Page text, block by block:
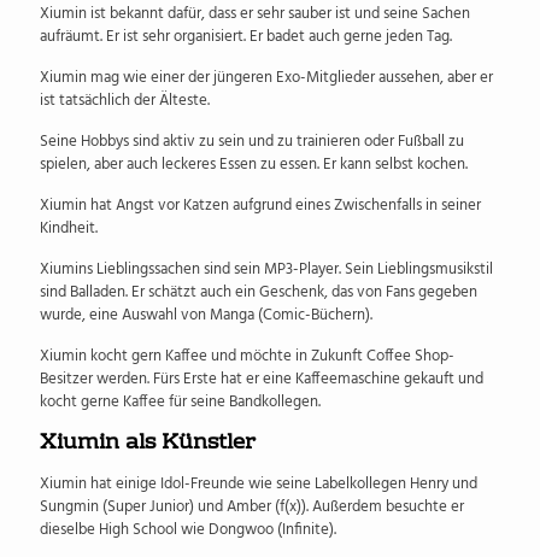
Xiumin ist bekannt dafür, dass er sehr sauber ist und seine Sachen
aufräumt. Er ist sehr organisiert. Er badet auch gerne jeden Tag.
Xiumin mag wie einer der jüngeren Exo-Mitglieder aussehen, aber er
ist tatsächlich der Älteste.
Seine Hobbys sind aktiv zu sein und zu trainieren oder Fußball zu
spielen, aber auch leckeres Essen zu essen. Er kann selbst kochen.
Xiumin hat Angst vor Katzen aufgrund eines Zwischenfalls in seiner
Kindheit.
Xiumins Lieblingssachen sind sein MP3-Player. Sein Lieblingsmusikstil
sind Balladen. Er schätzt auch ein Geschenk, das von Fans gegeben
wurde, eine Auswahl von Manga (Comic-Büchern).
Xiumin kocht gern Kaffee und möchte in Zukunft Coffee Shop-
Besitzer werden. Fürs Erste hat er eine Kaffeemaschine gekauft und
kocht gerne Kaffee für seine Bandkollegen.
Xiumin als Künstler
Xiumin hat einige Idol-Freunde wie seine Labelkollegen Henry und
Sungmin (Super Junior) und Amber (f(x)). Außerdem besuchte er
dieselbe High School wie Dongwoo (Infinite).